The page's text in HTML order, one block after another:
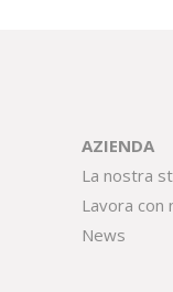
AZIENDA
La nostra
Lavora con
News